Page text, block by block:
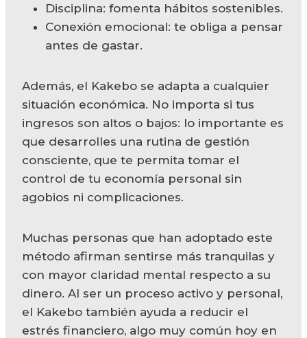
Disciplina: fomenta hábitos sostenibles.
Conexión emocional: te obliga a pensar
antes de gastar.
Además, el Kakebo se adapta a cualquier
situación económica. No importa si tus
ingresos son altos o bajos: lo importante es
que desarrolles una rutina de gestión
consciente, que te permita tomar el
control de tu economía personal sin
agobios ni complicaciones.
Muchas personas que han adoptado este
método afirman sentirse más tranquilas y
con mayor claridad mental respecto a su
dinero. Al ser un proceso activo y personal,
el Kakebo también ayuda a reducir el
estrés financiero, algo muy común hoy en